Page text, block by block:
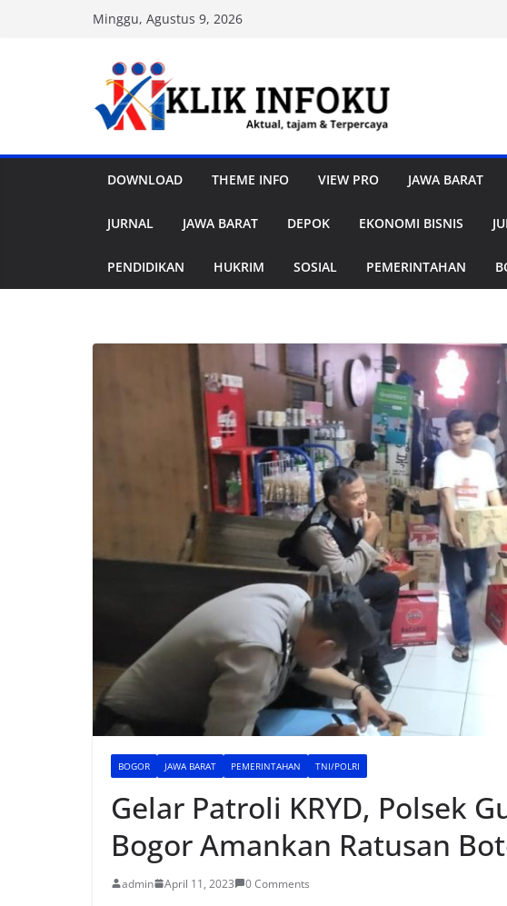
Minggu, Agustus 9, 2026
DOWNLOAD THEME INFO VIEW PRO JAWA BARAT
JURNAL JAWA BARAT DEPOK EKONOMI BISNIS
PENDIDIKAN HUKRIM SOSIAL PEMERINTAHAN
BOGOR JAWA BARAT PEMERINTAHAN TNI/POLRI
Gelar Patroli KRYD, Polsek
Bogor Amankan Ratusan
admin April 11, 2023 0 Comments